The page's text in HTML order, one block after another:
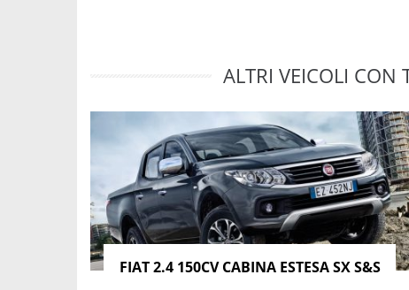
ALTRI VEICOLI CON
FIAT 2.4 150CV CABINA ESTESA SX S&S